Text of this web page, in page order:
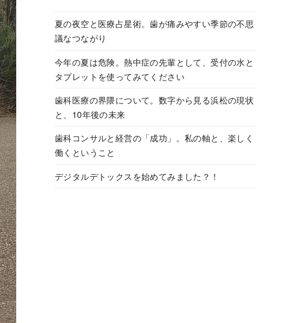
夏の夜空と医療占星術。歯が痛みやすい季節の不思
議なつながり
今年の夏は危険。熱中症の先輩として、受付の水と
タブレットを使ってみてください
歯科医療の界隈について。数字から見る浜松の現状
と、10年後の未来
歯科コンサルと経営の「成功」。私の軸と、楽しく
働くということ
デジタルデトックスを始めてみました？！